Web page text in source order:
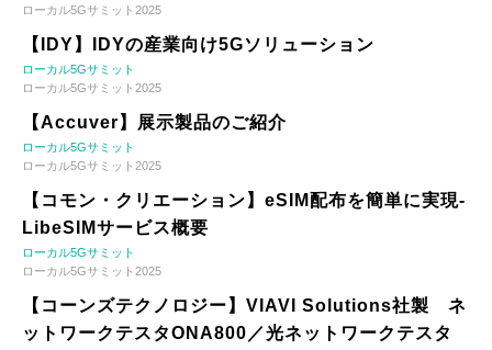
ローカル5Gサミット2025
【IDY】IDYの産業向け5Gソリューション
ローカル5Gサミット
ローカル5Gサミット2025
【Accuver】展示製品のご紹介
ローカル5Gサミット
ローカル5Gサミット2025
【コモン・クリエーション】eSIM配布を簡単に実現-
LibeSIMサービス概要
ローカル5Gサミット
ローカル5Gサミット2025
【コーンズテクノロジー】VIAVI Solutions社製 ネ
ットワークテスタONA800／光ネットワークテスタ